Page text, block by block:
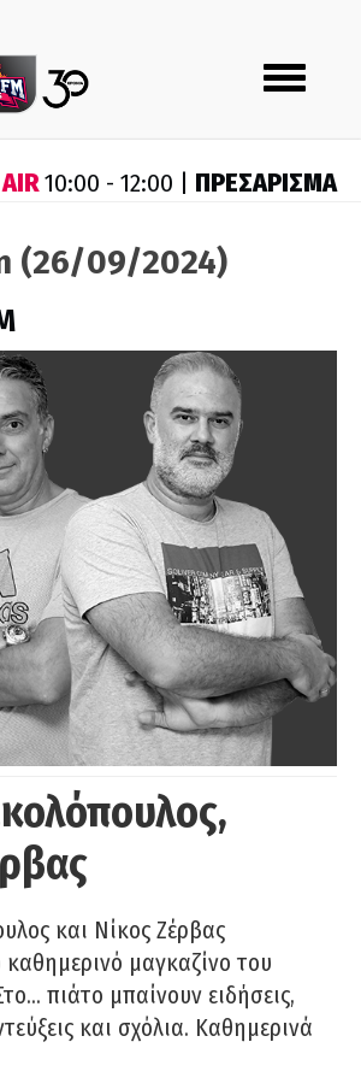
Toggle
navigation
10:00 - 12:00 | ΠΡΕΣΑΡΙΣΜΑ
(26/09/2024)
και Νίκος Ζέρβας
μαγκαζίνο του
πιάτο μπαίνουν ειδήσεις,
και σχόλια. Καθημερινά